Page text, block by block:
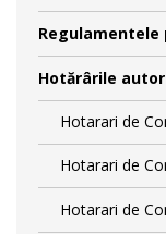
Hotărârile
Hotarari de
Hotarari de
Hotarari de